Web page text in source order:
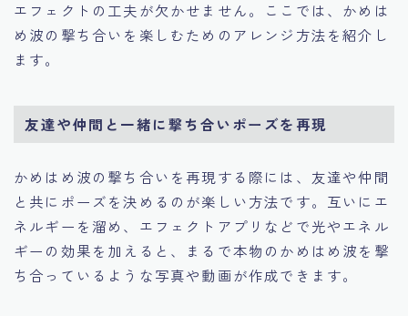
エフェクトの工夫が欠かせません。ここでは、かめは
め波の撃ち合いを楽しむためのアレンジ方法を紹介し
ます。
友達や仲間と一緒に撃ち合いポーズを再現
かめはめ波の撃ち合いを再現する際には、友達や仲間
と共にポーズを決めるのが楽しい方法です。互いにエ
ネルギーを溜め、エフェクトアプリなどで光やエネル
ギーの効果を加えると、まるで本物のかめはめ波を撃
ち合っているような写真や動画が作成できます。